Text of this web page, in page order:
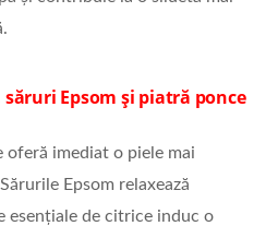
Epsom și piatră ponce
imediat o piele mai
Epsom relaxează
esențiale de citrice induc o